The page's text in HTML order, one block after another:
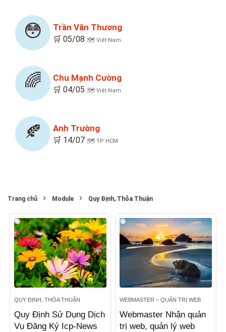
😳 Trần Văn Thương
🛒 05/08 🗺️ Việt Nam
🌈 Chu Mạnh Cường
🛒 04/05 🗺️ Việt Nam
🍂 Anh Trường
🛒 14/07 🗺️ TP HCM
Trang chủ Module Quy Định, Thỏa Thuận
QUY ĐỊNH, THỎA THUẬN
Quy Định Sử Dụng Dịch
Vụ Đăng Ký Icp-News
WEBMASTER – QUẢN TRỊ WEB
Webmaster Nhận quản
trị web, quản lý web